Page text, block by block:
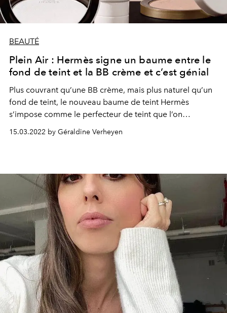
BEAUTÉ
Plein Air : Hermès signe un baume entre le
fond de teint et la BB crème et c’est génial
Plus couvrant qu’une BB crème, mais plus naturel qu’un
fond de teint, le nouveau baume de teint Hermès
s’impose comme le perfecteur de teint que l’on
recherchait encore, s’inscrivant dans le nouveau chapitre
de la Beauté Hermès : Plein Air.
15.03.2022 by Géraldine Verheyen